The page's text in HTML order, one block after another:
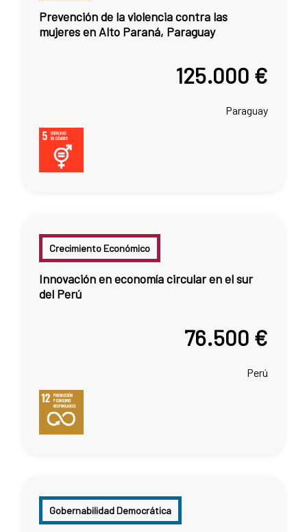
Prevención de la violencia contra las
mujeres en Alto Paraná, Paraguay
125.000 €
Paraguay
Crecimiento Económico
Innovación en economía circular en el sur
del Perú
76.500 €
Perú
Gobernabilidad Democrática